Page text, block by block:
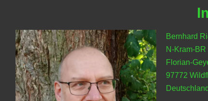
Bernhard
N-Kram-BR
Florian-
97772
Deutschland